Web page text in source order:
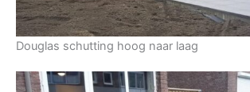
Douglas schutting hoog naar laag